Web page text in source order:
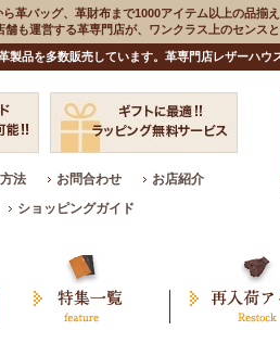
革バッグ、革財布まで1000アイテム以上の品揃え
も運営する革専門店が、ワンクラス上のセンス
品を多数販売しています。革専門店レザーハウ
法 お問合わせ
お店紹介
ショッピングガイド